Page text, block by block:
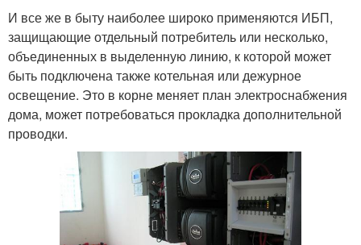
И все же в быту наиболее широко применяются ИБП,
защищающие отдельный потребитель или несколько,
объединенных в выделенную линию, к которой может
быть подключена также котельная или дежурное
освещение. Это в корне меняет план электроснабжения
дома, может потребоваться прокладка дополнительной
проводки.